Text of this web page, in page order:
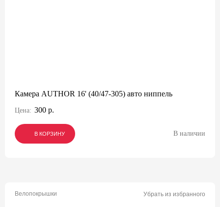
Камера AUTHOR 16' (40/47-305) авто ниппель
Цена: 300 р.
В КОРЗИНУ
В КОРЗИНУ
В КОРЗИНУ В наличии
Велопокрышки Убрать из избранного